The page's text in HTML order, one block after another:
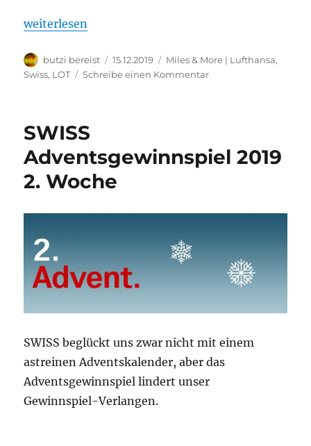
„SWISS Adventsgewinnspiel 2019 4. Woche“
weiterlesen
Autor
butzi bereist
Veröffentlicht
am
15.12.2019 Kategorien
Miles & More | Lufthansa,
Swiss, LOT
Schreibe einen Kommentarzu
Woche
SWISS
Adventsgewinnspiel 2019
2. Woche
SWISS beglückt uns zwar nicht mit einem
astreinen Adventskalender, aber das
Adventsgewinnspiel lindert unser
Gewinnspiel-Verlangen.